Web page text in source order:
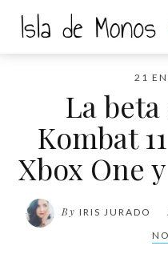
21
La
Kombat
Xbox One
By IRIS JURADO